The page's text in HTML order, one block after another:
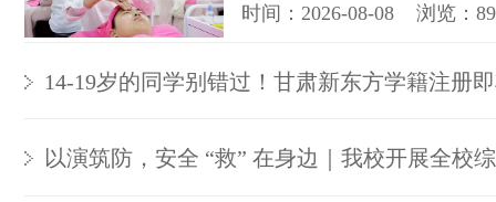
时间：2026-08-08 浏览：
14-19岁的同学别错过！甘肃新东方学籍注册
以演筑防，安全 “救” 在身边｜我校开展全校综